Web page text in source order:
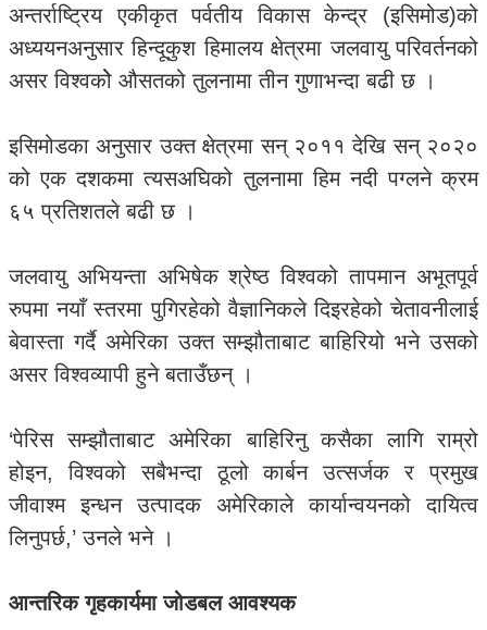
अन्तर्राष्ट्रिय एकीकृत पर्वतीय विकास केन्द्र (इसिमोड)को
अध्ययनअनुसार हिन्दूकुश हिमालय क्षेत्रमा जलवायु परिवर्तनको
असर विश्वकोे औसतको तुलनामा तीन गुणाभन्दा बढी छ ।
इसिमोडका अनुसार उक्त क्षेत्रमा सन् २०११ देखि सन् २०२०
को एक दशकमा त्यसअघिको तुलनामा हिम नदी पग्लने क्रम
६५ प्रतिशतले बढी छ ।
जलवायु अभियन्ता अभिषेक श्रेष्ठ विश्वको तापमान अभूतपूर्व
रुपमा नयाँ स्तरमा पुगिरहेको वैज्ञानिकले दिइरहेको चेतावनीलाई
बेवास्ता गर्दै अमेरिका उक्त सम्झौताबाट बाहिरियो भने उसको
असर विश्वव्यापी हुने बताउँछन् ।
‘पेरिस सम्झौताबाट अमेरिका बाहिरिनु कसैका लागि राम्रो
होइन, विश्वको सबैभन्दा ठूलो कार्बन उत्सर्जक र प्रमुख
जीवाश्म इन्धन उत्पादक अमेरिकाले कार्यान्वयनको दायित्व
लिनुपर्छ,’ उनले भने ।
आन्तरिक गृहकार्यमा जोडबल आवश्यक